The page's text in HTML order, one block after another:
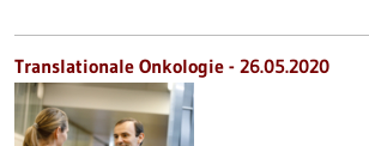
Translationale Onkologie - 26.05.2020